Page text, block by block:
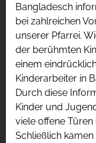
Bangladesch
bei zahlreichen
unserer Pfarrei.
der berühmten
einem
Kinderarbeiter in
Durch diese
Kinder und
viele offene
Schließlich